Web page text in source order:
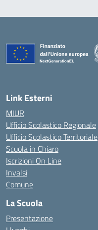
Link Esterni
MIUR
Ufficio Scolastico Regionale
Ufficio Scolastico Territoriale
Scuola in Chiaro
Iscrizioni On Line
Invalsi
Comune
La Scuola
Presentazione